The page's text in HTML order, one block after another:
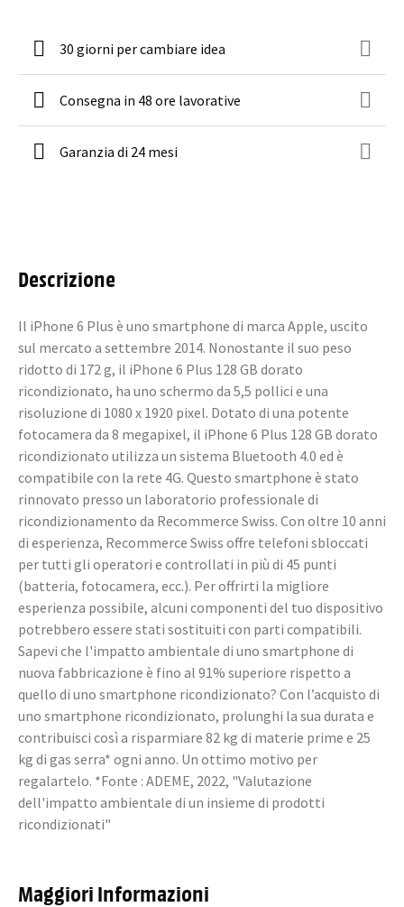
30 giorni per cambiare idea
Consegna in 48 ore lavorative
Garanzia di 24 mesi
Descrizione
Il iPhone 6 Plus è uno smartphone di marca Apple, uscito
sul mercato a settembre 2014. Nonostante il suo peso
ridotto di 172 g, il iPhone 6 Plus 128 GB dorato
ricondizionato, ha uno schermo da 5,5 pollici e una
risoluzione di 1080 x 1920 pixel. Dotato di una potente
fotocamera da 8 megapixel, il iPhone 6 Plus 128 GB dorato
ricondizionato utilizza un sistema Bluetooth 4.0 ed è
compatibile con la rete 4G. Questo smartphone è stato
rinnovato presso un laboratorio professionale di
ricondizionamento da Recommerce Swiss. Con oltre 10 anni
di esperienza, Recommerce Swiss offre telefoni sbloccati
per tutti gli operatori e controllati in più di 45 punti
(batteria, fotocamera, ecc.). Per offrirti la migliore
esperienza possibile, alcuni componenti del tuo dispositivo
potrebbero essere stati sostituiti con parti compatibili.
Sapevi che l'impatto ambientale di uno smartphone di
nuova fabbricazione è fino al 91% superiore rispetto a
quello di uno smartphone ricondizionato? Con l’acquisto di
uno smartphone ricondizionato, prolunghi la sua durata e
contribuisci così a risparmiare 82 kg di materie prime e 25
kg di gas serra* ogni anno. Un ottimo motivo per
regalartelo. *Fonte : ADEME, 2022, "Valutazione
dell'impatto ambientale di un insieme di prodotti
ricondizionati"
Maggiori Informazioni